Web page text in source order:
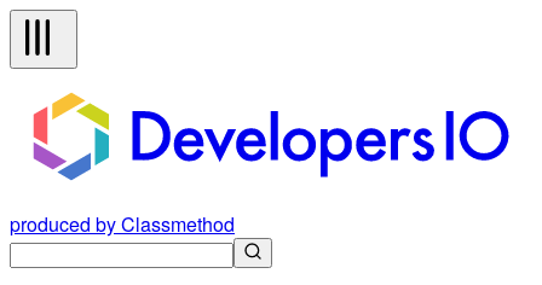
produced by Classmethod